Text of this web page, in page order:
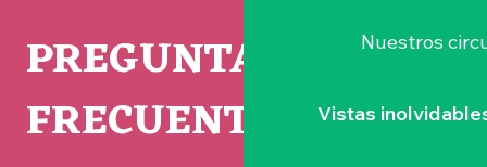
Nuestros
Vistas
PREGUNTAS
FRECUENTES